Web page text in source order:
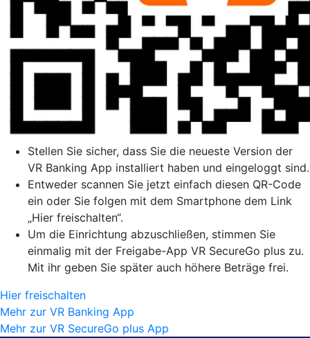
Stellen Sie sicher, dass Sie die neueste Version der
VR Banking App installiert haben und eingeloggt sind.
Entweder scannen Sie jetzt einfach diesen QR-Code
ein oder Sie folgen mit dem Smartphone dem Link
„Hier freischalten“.
Um die Einrichtung abzuschließen, stimmen Sie
einmalig mit der Freigabe-App VR SecureGo plus zu.
Mit ihr geben Sie später auch höhere Beträge frei.
Hier freischalten
Mehr zur VR Banking App
Mehr zur VR SecureGo plus App